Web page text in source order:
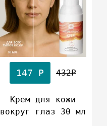
147 Р 432Р
Крем для кожи
вокруг глаз 30 мл